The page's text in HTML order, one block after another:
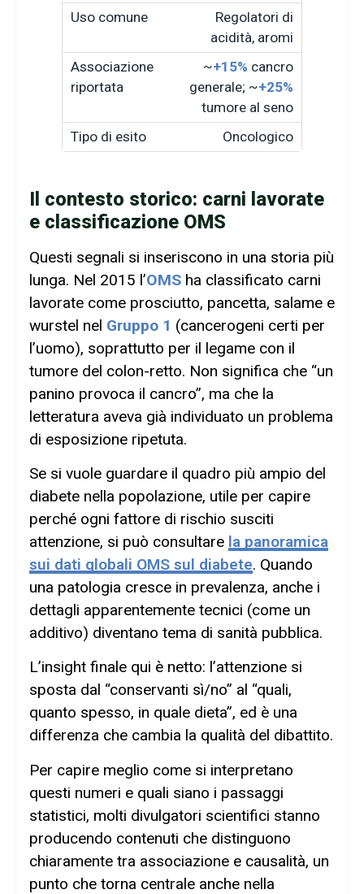
Regolatori di
acidità, aromi
~+15% cancro
generale; ~+25%
tumore al seno
Oncologico
Il contesto storico: carni lavorate
e classificazione OMS
Questi segnali si inseriscono in una storia più
lunga. Nel 2015 l’OMS ha classificato carni
lavorate come prosciutto, pancetta, salame e
wurstel nel Gruppo 1 (cancerogeni certi per
l’uomo), soprattutto per il legame con il
tumore del colon-retto. Non significa che “un
panino provoca il cancro”, ma che la
letteratura aveva già individuato un problema
di esposizione ripetuta.
Se si vuole guardare il quadro più ampio del
diabete nella popolazione, utile per capire
perché ogni fattore di rischio susciti
attenzione, si può consultare la panoramica
sui dati globali OMS sul diabete. Quando
una patologia cresce in prevalenza, anche i
dettagli apparentemente tecnici (come un
additivo) diventano tema di sanità pubblica.
L’insight finale qui è netto: l’attenzione si
sposta dal “conservanti sì/no” al “quali,
quanto spesso, in quale dieta”, ed è una
differenza che cambia la qualità del dibattito.
Per capire meglio come si interpretano
questi numeri e quali siano i passaggi
statistici, molti divulgatori scientifici stanno
producendo contenuti che distinguono
chiaramente tra associazione e causalità, un
punto che torna centrale anche nella